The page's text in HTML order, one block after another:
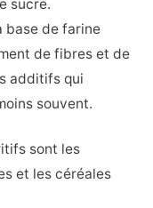
sucre.
base de farine
de fibres et de
additifs qui
souvent.
sont les
et les céréales